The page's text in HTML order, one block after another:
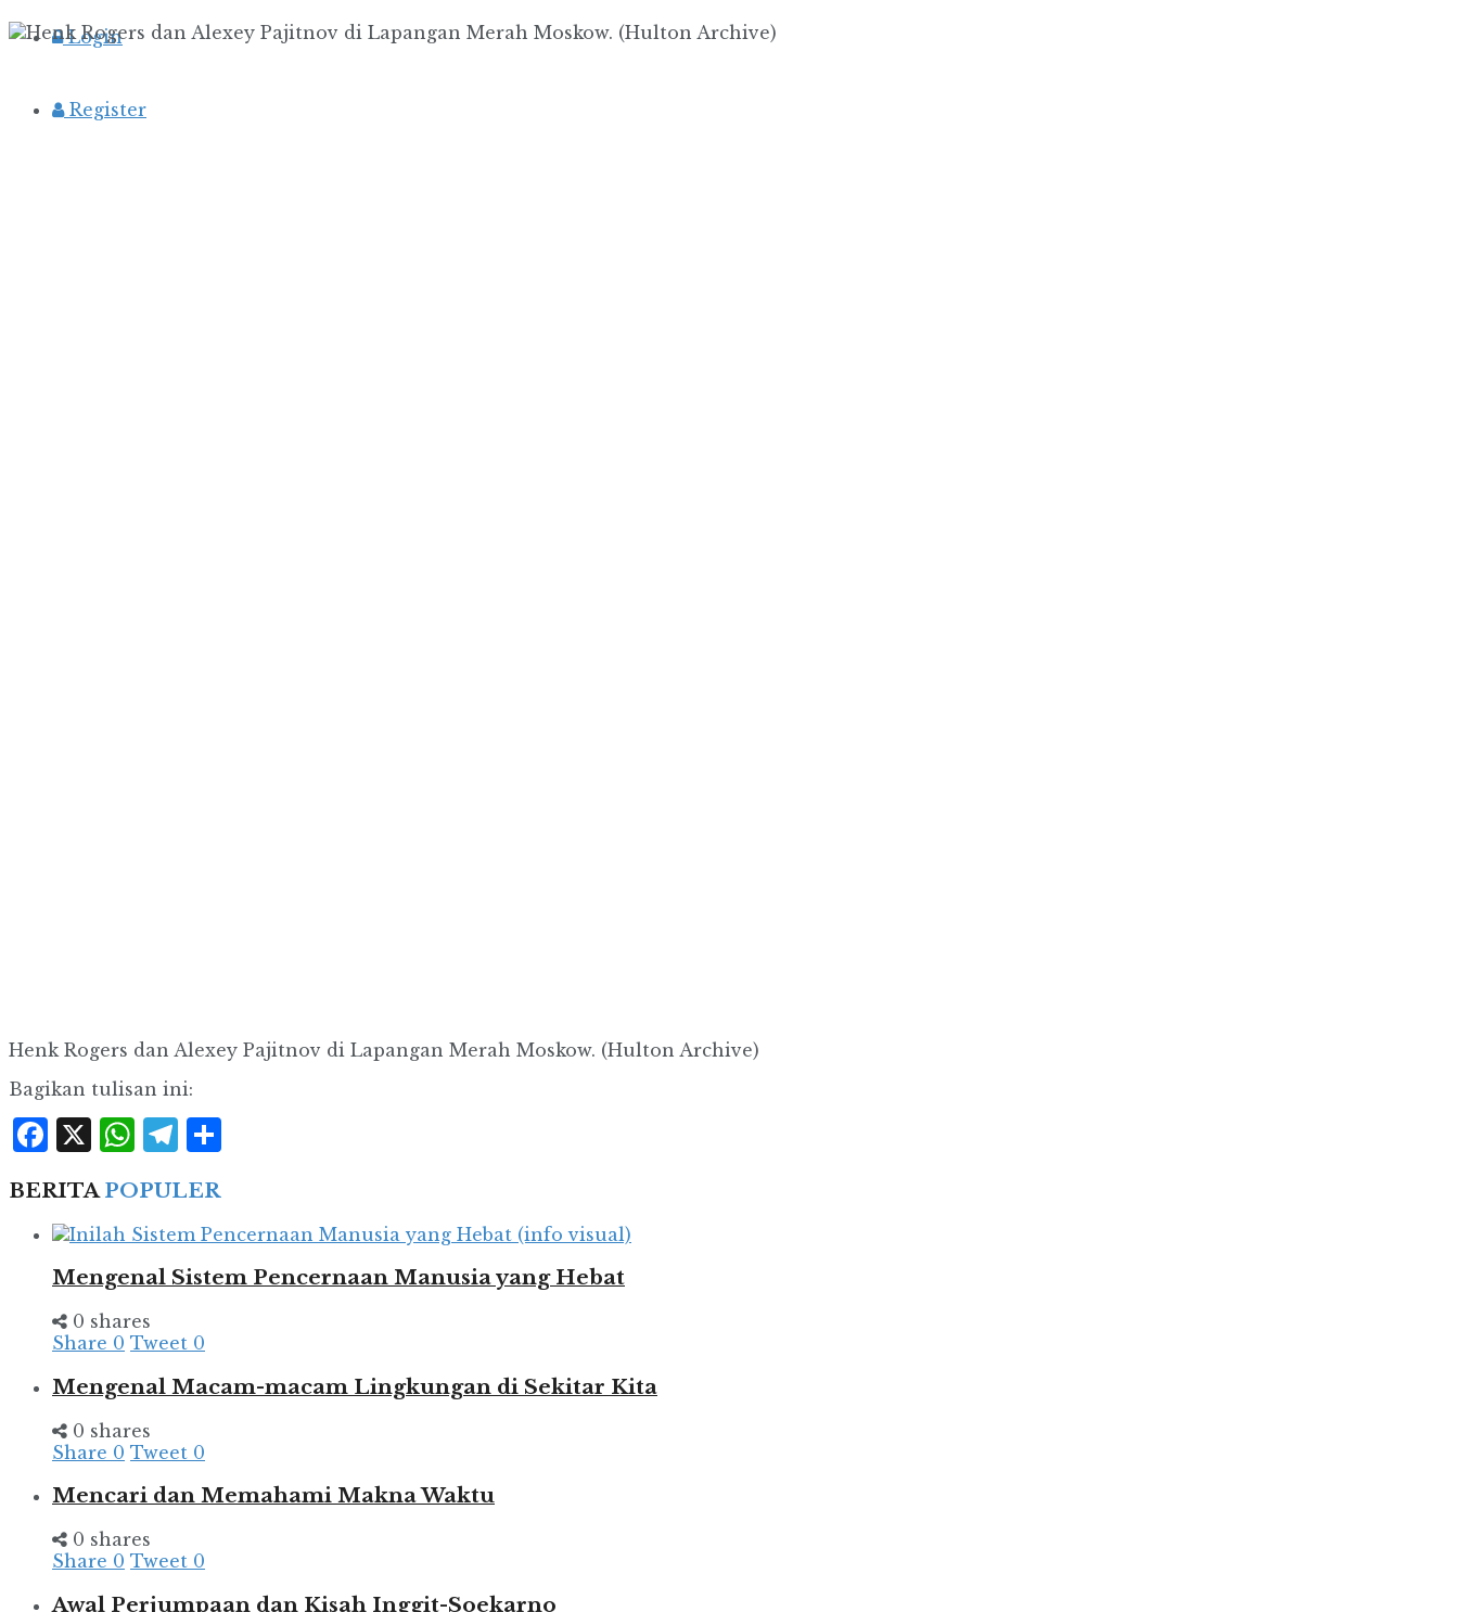
Login
Register
Henk Rogers dan Alexey Pajitnov di Lapangan Merah Moskow. (Hulton Archive)
Bagikan tulisan ini:
Facebook
X WhatsApp
Telegram
BERITAPOPULER
Mengenal Sistem Pencernaan Manusia yang Hebat
0 shares
Share 0 Tweet 0
Mengenal Macam-macam Lingkungan di Sekitar Kita
0 shares
Share 0 Tweet 0
Mencari dan Memahami Makna Waktu
0 shares
Share 0 Tweet 0
Awal Perjumpaan dan Kisah Inggit-Soekarno